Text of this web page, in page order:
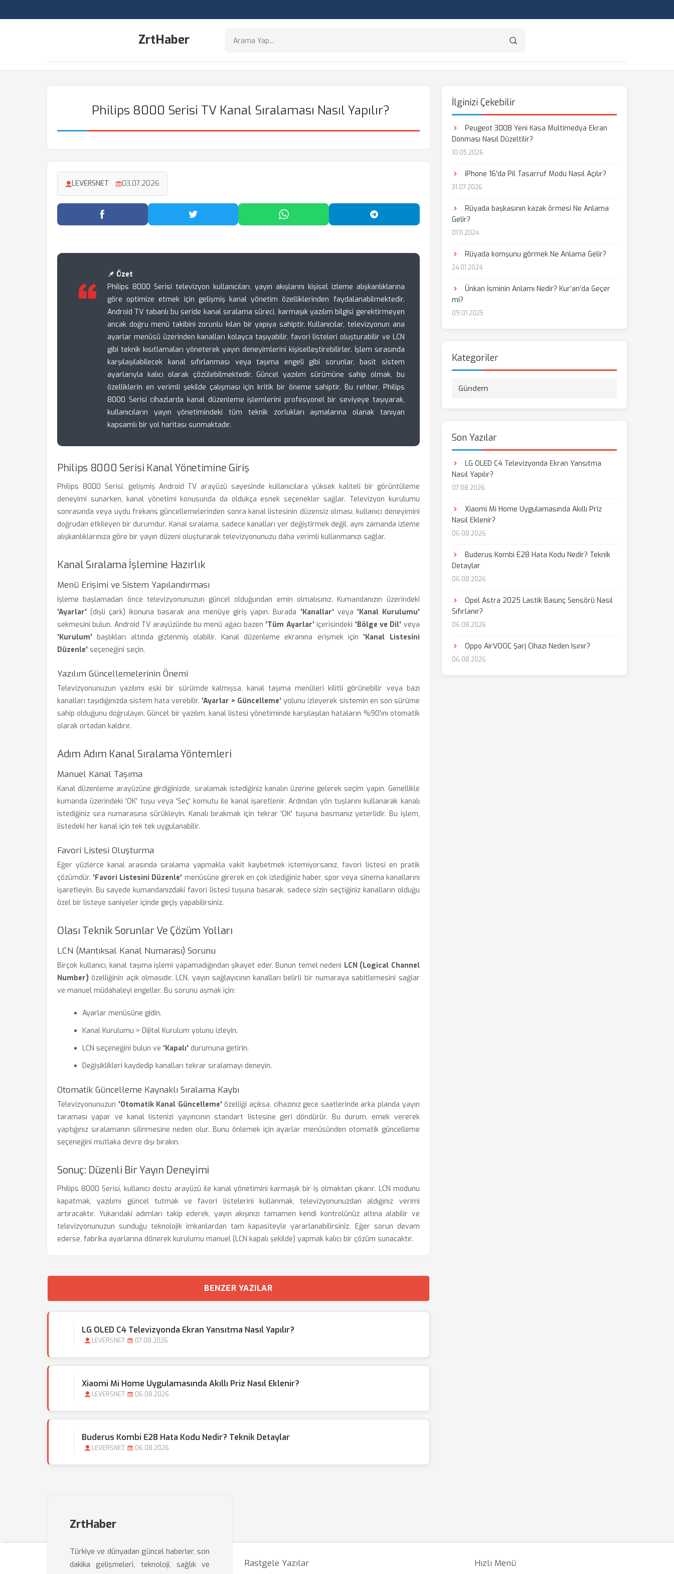
ZrtHaber
Philips 8000 Serisi TV Kanal Sıralaması Nasıl Yapılır?
LEVERSNET 03.07.2026
Facebook'ta Paylaş Twitter'da Paylaş WhatsApp'ta Paylaş Telegram'da Paylaş
📌 Özet
Philips 8000 Serisi televizyon kullanıcıları, yayın akışlarını kişisel izleme alışkanlıklarına
göre optimize etmek için gelişmiş kanal yönetim özelliklerinden faydalanabilmektedir.
Android TV tabanlı bu seride kanal sıralama süreci, karmaşık yazılım bilgisi gerektirmeyen
ancak doğru menü takibini zorunlu kılan bir yapıya sahiptir. Kullanıcılar, televizyonun ana
ayarlar menüsü üzerinden kanalları kolayca taşıyabilir, favori listeleri oluşturabilir ve LCN
gibi teknik kısıtlamaları yöneterek yayın deneyimlerini kişiselleştirebilirler. İşlem sırasında
karşılaşılabilecek kanal sıfırlanması veya taşıma engeli gibi sorunlar, basit sistem
ayarlarıyla kalıcı olarak çözülebilmektedir. Güncel yazılım sürümüne sahip olmak, bu
özelliklerin en verimli şekilde çalışması için kritik bir öneme sahiptir. Bu rehber, Philips
8000 Serisi cihazlarda kanal düzenleme işlemlerini profesyonel bir seviyeye taşıyarak,
kullanıcıların yayın yönetimindeki tüm teknik zorlukları aşmalarına olanak tanıyan
kapsamlı bir yol haritası sunmaktadır.
Philips 8000 Serisi Kanal Yönetimine Giriş
Philips 8000 Serisi, gelişmiş Android TV arayüzü sayesinde kullanıcılara yüksek kaliteli bir görüntüleme
deneyimi sunarken, kanal yönetimi konusunda da oldukça esnek seçenekler sağlar. Televizyon kurulumu
sonrasında veya uydu frekans güncellemelerinden sonra kanal listesinin düzensiz olması, kullanıcı deneyimini
doğrudan etkileyen bir durumdur. Kanal sıralama, sadece kanalları yer değiştirmek değil, aynı zamanda izleme
alışkanlıklarınıza göre bir yayın düzeni oluşturarak televizyonunuzu daha verimli kullanmanızı sağlar.
Kanal Sıralama İşlemine Hazırlık
Menü Erişimi ve Sistem Yapılandırması
İşleme başlamadan önce televizyonunuzun güncel olduğundan emin olmalısınız. Kumandanızın üzerindeki
'Ayarlar' (dişli çark) ikonuna basarak ana menüye giriş yapın. Burada 'Kanallar' veya 'Kanal Kurulumu'
sekmesini bulun. Android TV arayüzünde bu menü ağacı bazen 'Tüm Ayarlar' içerisindeki 'Bölge ve Dil' veya
'Kurulum' başlıkları altında gizlenmiş olabilir. Kanal düzenleme ekranına erişmek için 'Kanal Listesini
Düzenle' seçeneğini seçin.
Yazılım Güncellemelerinin Önemi
Televizyonunuzun yazılımı eski bir sürümde kalmışsa, kanal taşıma menüleri kilitli görünebilir veya bazı
kanalları taşıdığınızda sistem hata verebilir. 'Ayarlar > Güncelleme' yolunu izleyerek sistemin en son sürüme
sahip olduğunu doğrulayın. Güncel bir yazılım, kanal listesi yönetiminde karşılaşılan hataların %90'ını otomatik
olarak ortadan kaldırır.
Adım Adım Kanal Sıralama Yöntemleri
Manuel Kanal Taşıma
Kanal düzenleme arayüzüne girdiğinizde, sıralamak istediğiniz kanalın üzerine gelerek seçim yapın. Genellikle
kumanda üzerindeki 'OK' tuşu veya 'Seç' komutu ile kanal işaretlenir. Ardından yön tuşlarını kullanarak kanalı
istediğiniz sıra numarasına sürükleyin. Kanalı bırakmak için tekrar 'OK' tuşuna basmanız yeterlidir. Bu işlem,
listedeki her kanal için tek tek uygulanabilir.
Favori Listesi Oluşturma
Eğer yüzlerce kanal arasında sıralama yapmakla vakit kaybetmek istemiyorsanız, favori listesi en pratik
çözümdür. 'Favori Listesini Düzenle' menüsüne girerek en çok izlediğiniz haber, spor veya sinema kanallarını
işaretleyin. Bu sayede kumandanızdaki favori listesi tuşuna basarak, sadece sizin seçtiğiniz kanalların olduğu
özel bir listeye saniyeler içinde geçiş yapabilirsiniz.
Olası Teknik Sorunlar Ve Çözüm Yolları
LCN (Mantıksal Kanal Numarası) Sorunu
Birçok kullanıcı, kanal taşıma işlemi yapamadığından şikayet eder. Bunun temel nedeni LCN (Logical Channel
Number) özelliğinin açık olmasıdır. LCN, yayın sağlayıcının kanalları belirli bir numaraya sabitlemesini sağlar
ve manuel müdahaleyi engeller. Bu sorunu aşmak için:
Ayarlar menüsüne gidin.
Kanal Kurulumu > Dijital Kurulum yolunu izleyin.
LCN seçeneğini bulun ve 'Kapalı' durumuna getirin.
Değişiklikleri kaydedip kanalları tekrar sıralamayı deneyin.
Otomatik Güncelleme Kaynaklı Sıralama Kaybı
Televizyonunuzun 'Otomatik Kanal Güncelleme' özelliği açıksa, cihazınız gece saatlerinde arka planda yayın
taraması yapar ve kanal listenizi yayıncının standart listesine geri döndürür. Bu durum, emek vererek
yaptığınız sıralamanın silinmesine neden olur. Bunu önlemek için ayarlar menüsünden otomatik güncelleme
seçeneğini mutlaka devre dışı bırakın.
Sonuç: Düzenli Bir Yayın Deneyimi
Philips 8000 Serisi, kullanıcı dostu arayüzü ile kanal yönetimini karmaşık bir iş olmaktan çıkarır. LCN modunu
kapatmak, yazılımı güncel tutmak ve favori listelerini kullanmak, televizyonunuzdan aldığınız verimi
artıracaktır. Yukarıdaki adımları takip ederek, yayın akışınızı tamamen kendi kontrolünüz altına alabilir ve
televizyonunuzun sunduğu teknolojik imkanlardan tam kapasiteyle yararlanabilirsiniz. Eğer sorun devam
ederse, fabrika ayarlarına dönerek kurulumu manuel (LCN kapalı şekilde) yapmak kalıcı bir çözüm sunacaktır.
BENZER YAZILAR
LG OLED C4 Televizyonda Ekran Yansıtma Nasıl Yapılır?
LEVERSNET 07.08.2026
Xiaomi Mi Home Uygulamasında Akıllı Priz Nasıl Eklenir?
LEVERSNET 06.08.2026
Buderus Kombi E28 Hata Kodu Nedir? Teknik Detaylar
LEVERSNET 06.08.2026
İlginizi Çekebilir
Peugeot 3008 Yeni Kasa Multimedya Ekran
Donması Nasıl Düzeltilir?
10.05.2026
iPhone 16'da Pil Tasarruf Modu Nasıl Açılır?
31.07.2026
Rüyada başkasının kazak örmesi Ne Anlama
Gelir?
01.11.2024
Rüyada komşunu görmek Ne Anlama Gelir?
24.01.2024
Ünkan İsminin Anlamı Nedir? Kur’an’da Geçer
mi?
09.01.2025
Kategoriler
Gündem
Son Yazılar
LG OLED C4 Televizyonda Ekran Yansıtma
Nasıl Yapılır?
07.08.2026
Xiaomi Mi Home Uygulamasında Akıllı Priz
Nasıl Eklenir?
06.08.2026
Buderus Kombi E28 Hata Kodu Nedir? Teknik
Detaylar
06.08.2026
Opel Astra 2025 Lastik Basınç Sensörü Nasıl
Sıfırlanır?
06.08.2026
Oppo AirVOOC Şarj Cihazı Neden Isınır?
06.08.2026
ZrtHaber
Türkiye ve dünyadan güncel haberler, son
dakika gelişmeleri, teknoloji, sağlık ve
Rastgele Yazılar Hızlı Menü